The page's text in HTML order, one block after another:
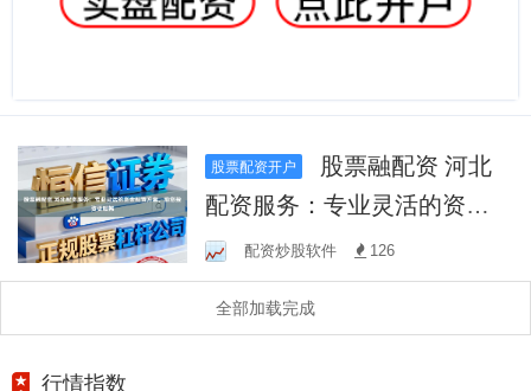
股票配资开户
配资服务：专业灵活的资金
配置方案，助您投资更顺畅
配资炒股软件 126
全部加载完成
行情指数